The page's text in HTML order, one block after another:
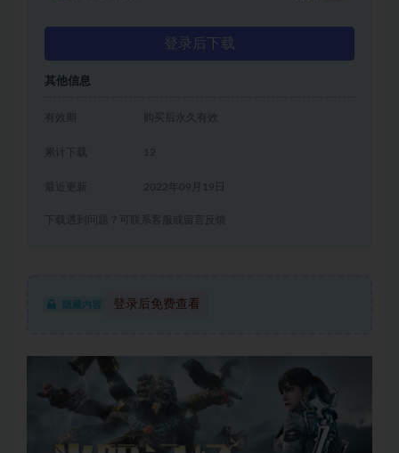
登录后下载
其他信息
有效期 购买后永久有效
累计下载 12
2022年09月19日
下载遇到问题？可联系客服或留言反馈
隐藏内容 登录后免费查看